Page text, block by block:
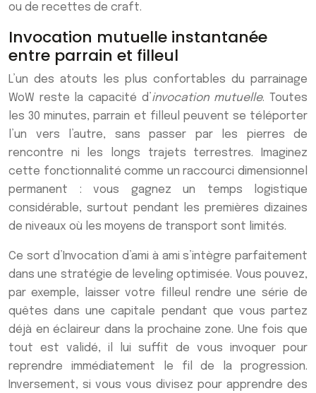
ou de recettes de craft.
Invocation mutuelle instantanée
entre parrain et filleul
L’un des atouts les plus confortables du parrainage
WoW reste la capacité d’invocation mutuelle. Toutes
les 30 minutes, parrain et filleul peuvent se téléporter
l’un vers l’autre, sans passer par les pierres de
rencontre ni les longs trajets terrestres. Imaginez
cette fonctionnalité comme un raccourci dimensionnel
permanent : vous gagnez un temps logistique
considérable, surtout pendant les premières dizaines
de niveaux où les moyens de transport sont limités.
Ce sort d’Invocation d’ami à ami s’intègre parfaitement
dans une stratégie de leveling optimisée. Vous pouvez,
par exemple, laisser votre filleul rendre une série de
quêtes dans une capitale pendant que vous partez
déjà en éclaireur dans la prochaine zone. Une fois que
tout est validé, il lui suffit de vous invoquer pour
reprendre immédiatement le fil de la progression.
Inversement, si vous vous divisez pour apprendre des